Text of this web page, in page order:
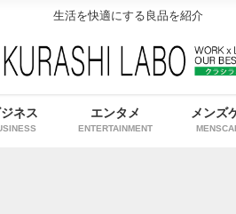
生活を快適にする良品を紹介
ジネス エンタメ
ENTERTAINMENT
メンズ